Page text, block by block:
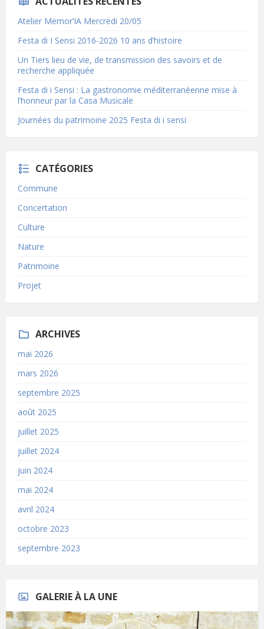
Atelier Memor’IA Mercredi 20/05
Festa di I Sensi 2016-2026 10 ans d’histoire
Un Tiers lieu de vie, de transmission des savoirs et de
recherche appliquée
Festa di i Sensi : La gastronomie méditerranéenne mise à
l’honneur par la Casa Musicale
Journées du patrimoine 2025 Festa di i sensi
CATÉGORIES
Commune
Concertation
Culture
Nature
Patrimoine
Projet
ARCHIVES
mai 2026
mars 2026
septembre 2025
août 2025
juillet 2025
juillet 2024
juin 2024
mai 2024
avril 2024
octobre 2023
septembre 2023
GALERIE À LA UNE